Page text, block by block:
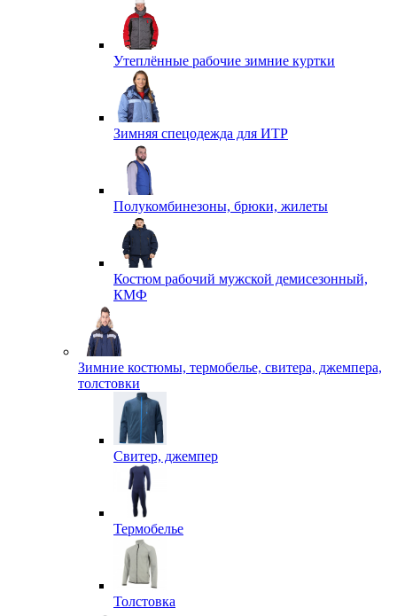
Утеплённые рабочие зимние куртки
Зимняя спецодежда для ИТР
Полукомбинезоны, брюки, жилеты
Костюм рабочий мужской демисезонный,
КМФ
Зимние костюмы, термобелье, свитера, джемпера,
толстовки
Свитер, джемпер
Термобелье
Толстовка